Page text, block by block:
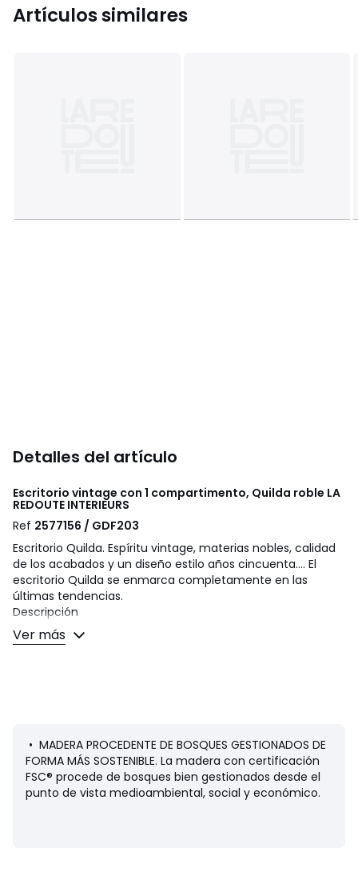
Artículos similares
Detalles del artículo
Escritorio vintage con 1 compartimento, Quilda roble LA
REDOUTE INTERIEURS
Ref 2577156 / GDF203
Escritorio Quilda. Espíritu vintage, materias nobles, calidad
de los acabados y un diseño estilo años cincuenta.... El
escritorio Quilda se enmarca completamente en las
últimas tendencias.
Descripción
• Espacio de trabajo 120 x 55 cm
• 1 compartimento bajo el espacio de trabajo
acabado de barniz nitrocelulósico
Dimensiones
Totales
• Ancho: 120 cm
Ver más
• MADERA PROCEDENTE DE BOSQUES GESTIONADOS DE
FORMA MÁS SOSTENIBLE. La madera con certificación
FSC® procede de bosques bien gestionados desde el
punto de vista medioambiental, social y económico.